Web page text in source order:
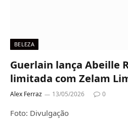
BELEZA
Guerlain lança Abeille
limitada com Zelam
Alex Ferraz 13/05/2026 0
Foto: Divulgação